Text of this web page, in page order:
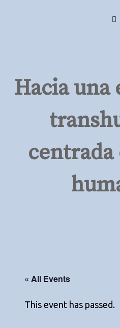
Hacia una
centrada
« All Events
This event has passed.